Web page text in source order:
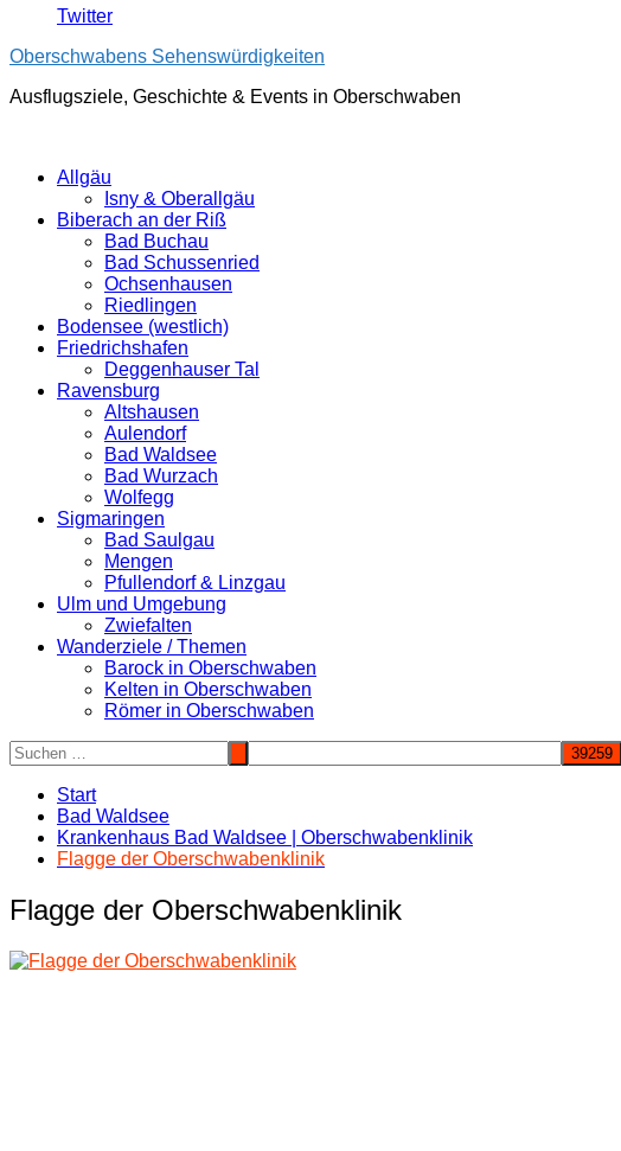
Twitter
Oberschwabens Sehenswürdigkeiten
Ausflugsziele, Geschichte & Events in Oberschwaben
Allgäu
Isny & Oberallgäu
Biberach an der Riß
Bad Buchau
Bad Schussenried
Ochsenhausen
Riedlingen
Bodensee (westlich)
Friedrichshafen
Deggenhauser Tal
Ravensburg
Altshausen
Aulendorf
Bad Waldsee
Bad Wurzach
Wolfegg
Sigmaringen
Bad Saulgau
Mengen
Pfullendorf & Linzgau
Ulm und Umgebung
Zwiefalten
Wanderziele / Themen
Barock in Oberschwaben
Kelten in Oberschwaben
Römer in Oberschwaben
Start
Bad Waldsee
Krankenhaus Bad Waldsee | Oberschwabenklinik
Flagge der Oberschwabenklinik
Flagge der Oberschwabenklinik